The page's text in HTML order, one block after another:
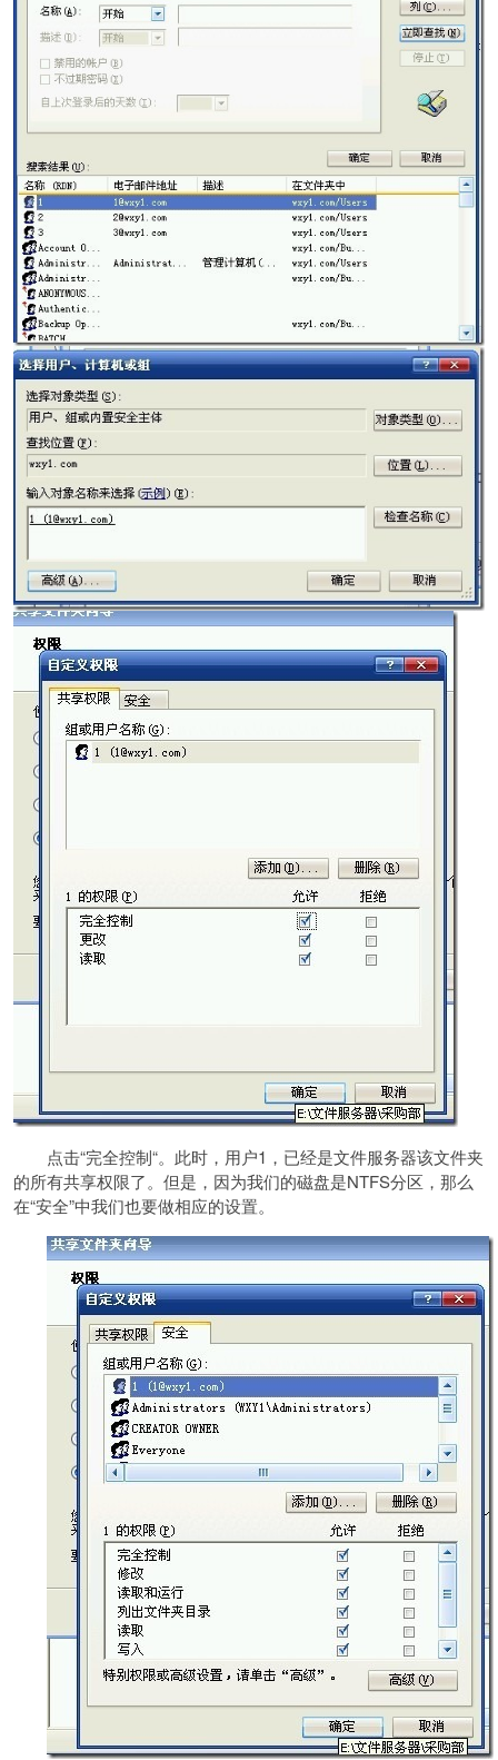
点击“完全控制“。此时，用户1，已经是文件服务器该文件夹
的所有共享权限了。但是，因为我们的磁盘是NTFS分区，那么
在“安全”中我们也要做相应的设置。